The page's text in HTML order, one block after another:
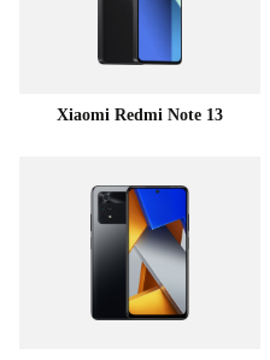
Xiaomi Redmi Note 13